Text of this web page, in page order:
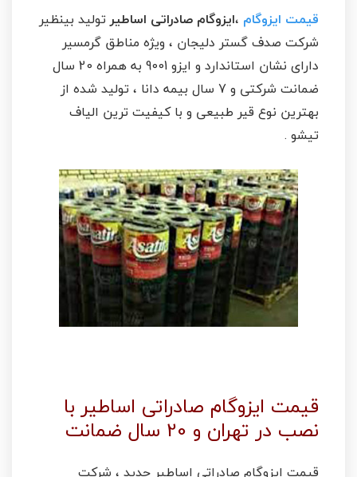
قیمت ایزوگام ،ایزوگام صادراتی اساطیرتولید بینظیر
شرکت صدف گستر دلیجان ، ویژه مناطق گرمسیر
دارای نشان استاندارد و ایزو 9001 به همراه 20 سال
ضمانت شرکتی و 7 سال بیمه دانا ، تولید شده از
بهترین نوع قیر طبیعی و با کیفیت ترین الیاف
تیشو .
قیمت ایزوگام صادراتی اساطیر با
نصب در تهران و 20 سال ضمانت
قیمت ایزوگام صادراتی اساطیر جدید ، شرکت